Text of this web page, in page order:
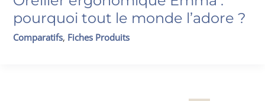
pourquoi tout le monde l’adore ?
Comparatifs, Fiches Produits